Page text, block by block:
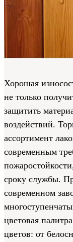
Хорошая
не только
защитить
воздействий.
ассортимент
современным
сроку службы.
современном
цветовая
цветов: от